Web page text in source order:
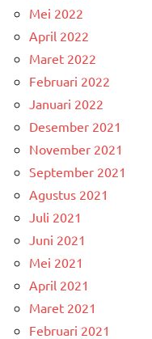
Mei 2022
April 2022
Maret 2022
Februari 2022
Januari 2022
Desember 2021
November 2021
September 2021
Agustus 2021
Juli 2021
Juni 2021
Mei 2021
April 2021
Maret 2021
Februari 2021